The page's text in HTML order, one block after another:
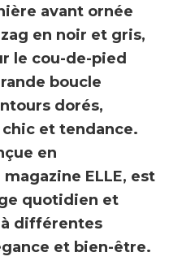
avant ornée
en noir et gris,
le cou-de-pied
boucle
dorés,
et tendance.
en
ELLE, est
quotidien et
à différentes
et bien-être.